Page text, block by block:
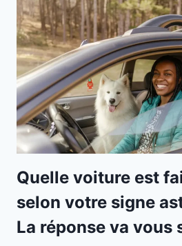
Quelle voiture est
selon votre signe
La réponse va vous